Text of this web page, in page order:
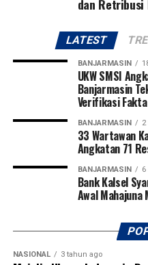
Messenger 0
dan Retribusi
LATEST
BANJARMASIN
UKW SMSI
Banjarmasin
Verifikasi Fakta
BANJARMASIN 2
33 Wartawan
Angkatan 71
BANJARMASIN 6
Bank Kalsel
Awal Mahajuna
NASIONAL 3 tahun ago